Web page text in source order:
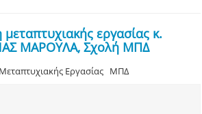
εργασίας κ.
ΜΑΡΟΥΛΑ, Σχολή ΜΠΔ
Εργασίας ΜΠΔ